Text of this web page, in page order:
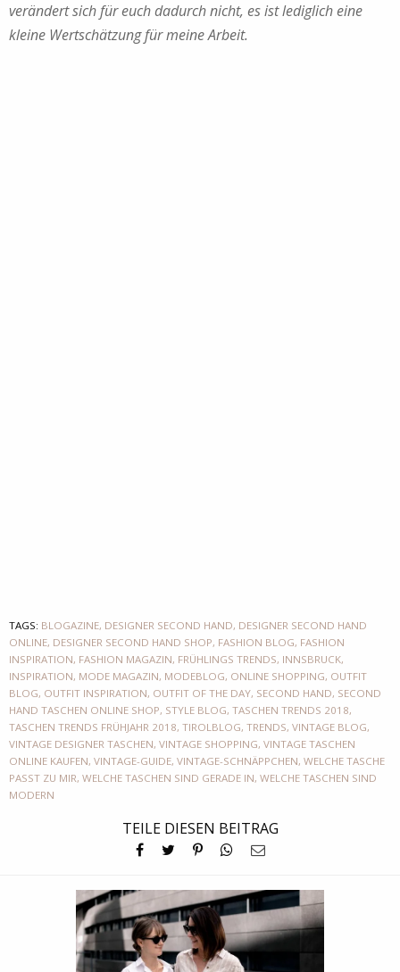
verändert sich für euch dadurch nicht, es ist lediglich eine
kleine Wertschätzung für meine Arbeit.
TAGS: BLOGAZINE, DESIGNER SECOND HAND, DESIGNER SECOND HAND
ONLINE, DESIGNER SECOND HAND SHOP, FASHION BLOG, FASHION
INSPIRATION, FASHION MAGAZIN, FRÜHLINGS TRENDS, INNSBRUCK,
INSPIRATION, MODE MAGAZIN, MODEBLOG, ONLINE SHOPPING, OUTFIT
BLOG, OUTFIT INSPIRATION, OUTFIT OF THE DAY, SECOND HAND, SECOND
HAND TASCHEN ONLINE SHOP, STYLE BLOG, TASCHEN TRENDS 2018,
TASCHEN TRENDS FRÜHJAHR 2018, TIROLBLOG, TRENDS, VINTAGE BLOG,
VINTAGE DESIGNER TASCHEN, VINTAGE SHOPPING, VINTAGE TASCHEN
ONLINE KAUFEN, VINTAGE-GUIDE, VINTAGE-SCHNÄPPCHEN, WELCHE TASCHE
PASST ZU MIR, WELCHE TASCHEN SIND GERADE IN, WELCHE TASCHEN SIND
MODERN
TEILE DIESEN BEITRAG